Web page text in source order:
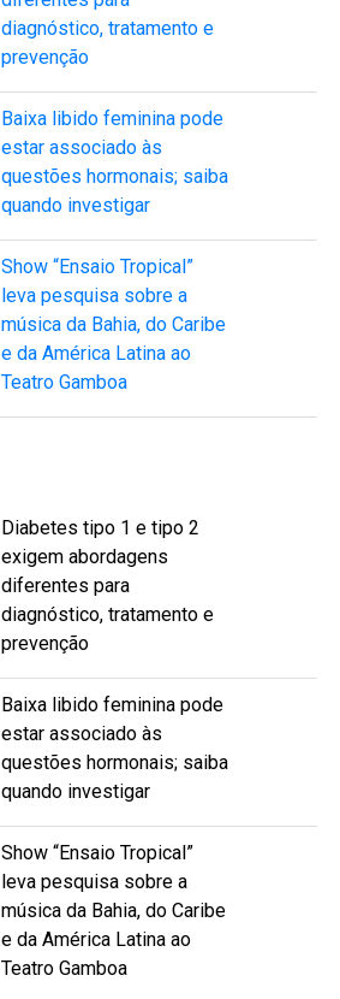
diagnóstico, tratamento e
prevenção
Baixa libido feminina pode
estar associado às
questões hormonais; saiba
quando investigar
Show “Ensaio Tropical”
leva pesquisa sobre a
música da Bahia, do Caribe
e da América Latina ao
Teatro Gamboa
Diabetes tipo 1 e tipo 2
exigem abordagens
diferentes para
diagnóstico, tratamento e
prevenção
Baixa libido feminina pode
estar associado às
questões hormonais; saiba
quando investigar
Show “Ensaio Tropical”
leva pesquisa sobre a
música da Bahia, do Caribe
e da América Latina ao
Teatro Gamboa